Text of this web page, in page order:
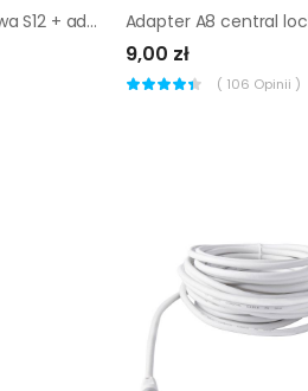
Ssawka samochodowa S12 + adapter Adapter A8 central
9,00 zł
( 106 Opinii )